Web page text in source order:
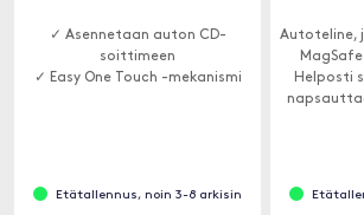
✓ Asennetaan auton CD-
soittimeen
✓ Easy One Touch -mekanismi
Etätallennus, noin 3-8 arkisin
Autoteline,
Helposti